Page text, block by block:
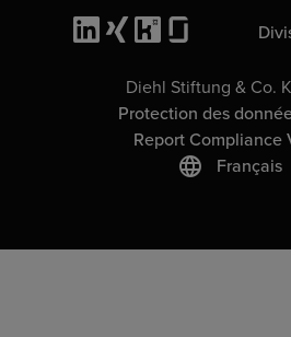
Diehl Stiftung & Co.
Protection des
Report Compliance
Français